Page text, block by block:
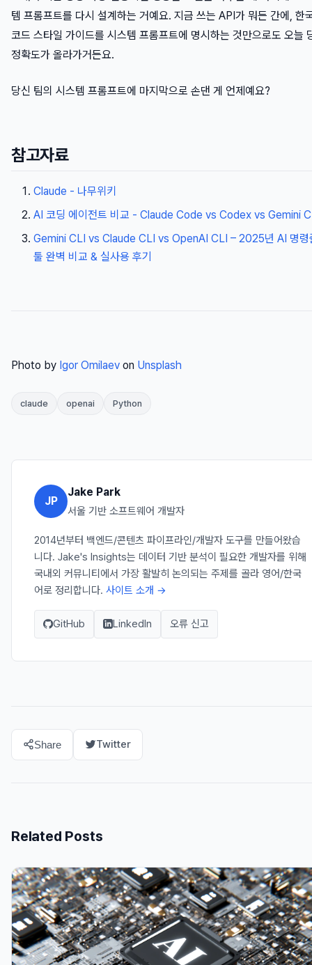
템 프롬프트를 다시 설계하는 거예요. 지금 쓰는 API가 뭐든 간에, 한
코드 스타일 가이드를 시스템 프롬프트에 명시하는 것만으로도 오늘
정확도가 올라가거든요.
당신 팀의 시스템 프롬프트에 마지막으로 손댄 게 언제예요?
참고자료
Claude - 나무위키
AI 코딩 에이전트 비교 - Claude Code vs Codex vs Gemini
Gemini CLI vs Claude CLI vs OpenAI CLI – 2025년 AI 명령
툴 완벽 비교 & 실사용 후기
Photo by Igor Omilaev on Unsplash
claude openai Python
JP
Jake Park
서울 기반 소프트웨어 개발자
2014년부터 백엔드/콘텐츠 파이프라인/개발자 도구를 만들어왔습
니다. Jake's Insights는 데이터 기반 분석이 필요한 개발자를 위해
국내외 커뮤니티에서 가장 활발히 논의되는 주제를 골라 영어/한국
어로 정리합니다. 사이트 소개 →
GitHub LinkedIn 오류 신고
Share Twitter
Related Posts